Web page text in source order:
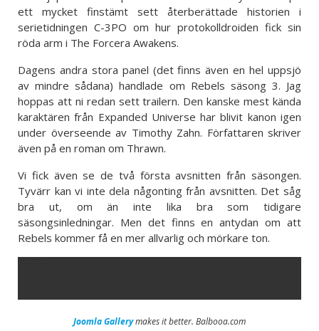
ett mycket finstämt sett återberättade historien i
serietidningen C-3PO om hur protokolldroiden fick sin
röda arm i The Forcera Awakens.
Dagens andra stora panel (det finns även en hel uppsjö
av mindre sådana) handlade om Rebels säsong 3. Jag
hoppas att ni redan sett trailern. Den kanske mest kända
karaktären från Expanded Universe har blivit kanon igen
under överseende av Timothy Zahn. Författaren skriver
även på en roman om Thrawn.
Vi fick även se de två första avsnitten från säsongen.
Tyvärr kan vi inte dela någonting från avsnitten. Det såg
bra ut, om än inte lika bra som tidigare
säsongsinledningar. Men det finns en antydan om att
Rebels kommer få en mer allvarlig och mörkare ton.
Joomla Gallerymakes it better. Balbooa.com